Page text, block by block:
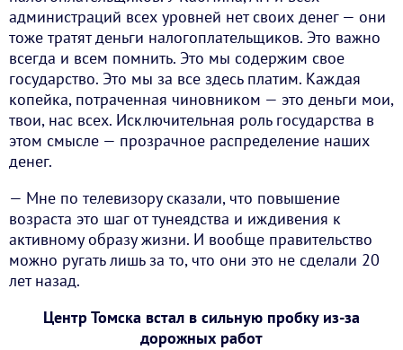
администраций всех уровней нет своих денег — они
тоже тратят деньги налогоплательщиков. Это важно
всегда и всем помнить. Это мы содержим свое
государство. Это мы за все здесь платим. Каждая
копейка, потраченная чиновником — это деньги мои,
твои, нас всех. Исключительная роль государства в
этом смысле — прозрачное распределение наших
денег.
— Мне по телевизору сказали, что повышение
возраста это шаг от тунеядства и иждивения к
активному образу жизни. И вообще правительство
можно ругать лишь за то, что они это не сделали 20
лет назад.
Центр Томска встал в сильную пробку из-за
дорожных работ